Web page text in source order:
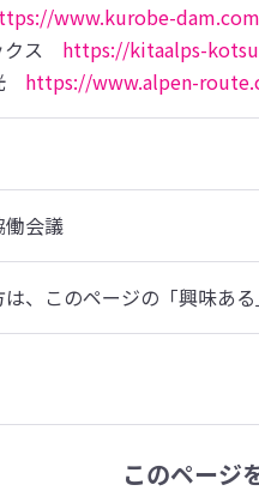
www.kurobe-
ス https://kitaalps-
https://www.alpen-
働会議
、このページの「興味あ
このページ